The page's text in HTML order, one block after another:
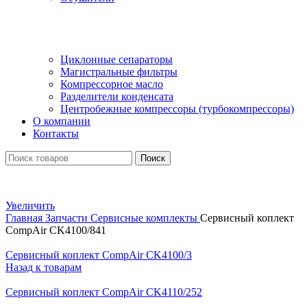
Циклонные сепараторы
Магистральные фильтры
Компрессорное масло
Разделители конденсата
Центробежные компрессоры (турбокомпрессоры)
О компании
Контакты
Поиск
Увеличить
Главная Запчасти Сервисные комплекты Сервисный коплект
CompAir CK4100/841
Сервисный коплект CompAir CK4100/3
Назад к товарам
Сервисный коплект CompAir CK4110/252